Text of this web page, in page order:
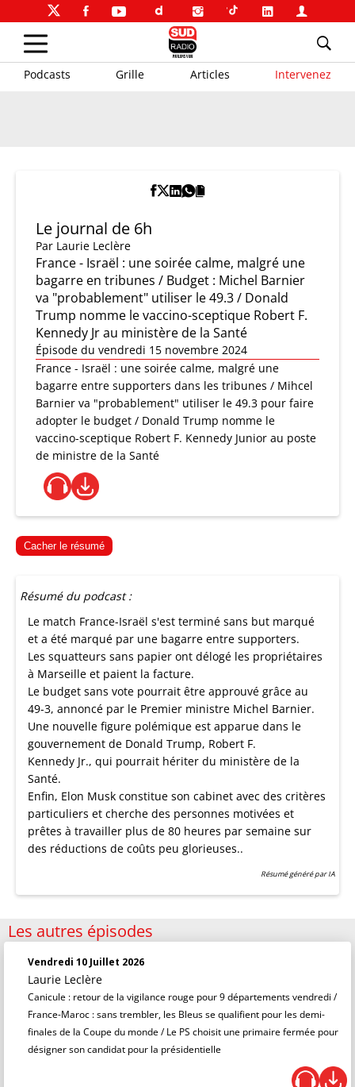
Podcasts Grille Articles Intervenez
Le journal de 6h
Par Laurie Leclère
France - Israël : une soirée calme, malgré une
bagarre en tribunes / Budget : Michel Barnier
va "probablement" utiliser le 49.3 / Donald
Trump nomme le vaccino-sceptique Robert F.
Kennedy Jr au ministère de la Santé
Épisode du vendredi 15 novembre 2024
France - Israël : une soirée calme, malgré une
bagarre entre supporters dans les tribunes / Mihcel
Barnier va "probablement" utiliser le 49.3 pour faire
adopter le budget / Donald Trump nomme le
vaccino-sceptique Robert F. Kennedy Junior au poste
de ministre de la Santé
Cacher le résumé
Résumé du podcast :
Le match France-Israël s'est terminé sans but marqué
et a été marqué par une bagarre entre supporters.
Les squatteurs sans papier ont délogé les propriétaires
à Marseille et paient la facture.
Le budget sans vote pourrait être approuvé grâce au
49-3, annoncé par le Premier ministre Michel Barnier.
Une nouvelle figure polémique est apparue dans le
gouvernement de Donald Trump, Robert F.
Kennedy Jr., qui pourrait hériter du ministère de la
Santé.
Enfin, Elon Musk constitue son cabinet avec des critères
particuliers et cherche des personnes motivées et
prêtes à travailler plus de 80 heures par semaine sur
des réductions de coûts peu glorieuses..
Résumé généré par IA
Les autres épisodes
Vendredi 10 Juillet 2026
Laurie Leclère
Canicule : retour de la vigilance rouge pour 9 départements vendredi /
France-Maroc : sans trembler, les Bleus se qualifient pour les demi-
finales de la Coupe du monde / Le PS choisit une primaire fermée pour
désigner son candidat pour la présidentielle